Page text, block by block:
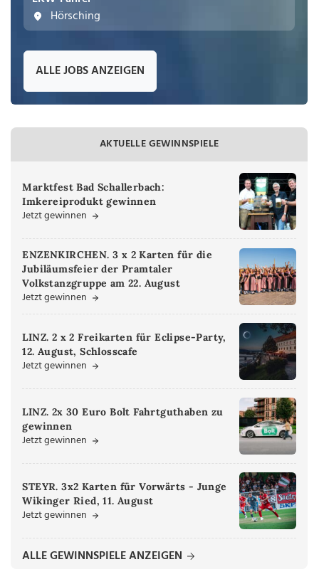
Hörsching
ALLE JOBS ANZEIGEN
AKTUELLE GEWINNSPIELE
Marktfest Bad Schallerbach:
Imkereiprodukt gewinnen
Jetzt gewinnen
ENZENKIRCHEN. 3 x 2 Karten für die
Jubiläumsfeier der Pramtaler
Volkstanzgruppe am 22. August
Jetzt gewinnen
LINZ. 2 x 2 Freikarten für Eclipse-Party,
12. August, Schlosscafe
Jetzt gewinnen
LINZ. 2x 30 Euro Bolt Fahrtguthaben zu
gewinnen
Jetzt gewinnen
STEYR. 3x2 Karten für Vorwärts - Junge
Wikinger Ried, 11. August
Jetzt gewinnen
ALLE GEWINNSPIELE ANZEIGEN